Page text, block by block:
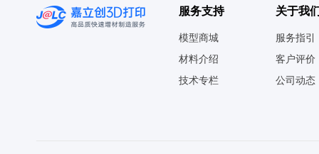
服务支持
模型商城
材料介绍
技术专栏
关于我
服务指引
客户评价
公司动态